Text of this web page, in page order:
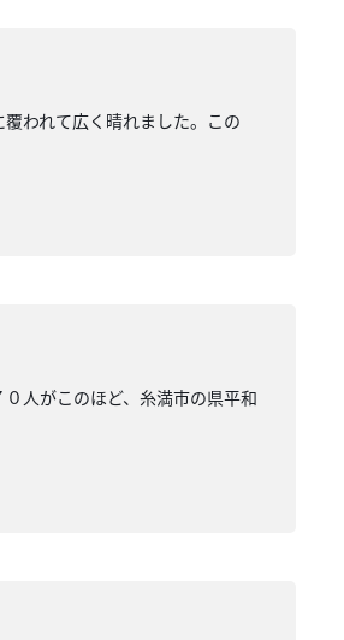
われて広く晴れました。この
人がこのほど、糸満市の県平和